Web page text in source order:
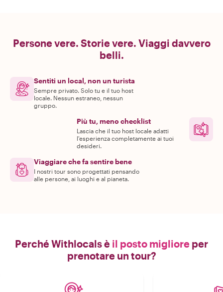
Persone vere. Storie vere. Viaggi davvero
belli.
Sentiti un local, non un turista
Sempre privato. Solo tu e il tuo host
locale. Nessun estraneo, nessun
gruppo.
Più tu, meno checklist
Lascia che il tuo host locale adatti
l'esperienza completamente ai tuoi
desideri.
Viaggiare che fa sentire bene
I nostri tour sono progettati pensando
alle persone, ai luoghi e al pianeta.
Perché Withlocals è il posto migliore per
prenotare un tour?